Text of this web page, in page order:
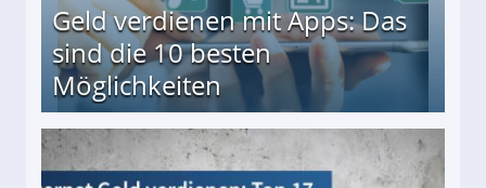
Geld verdienen mit Apps: Das
sind die 10 besten
Möglichkeiten
besten Möglichkeiten